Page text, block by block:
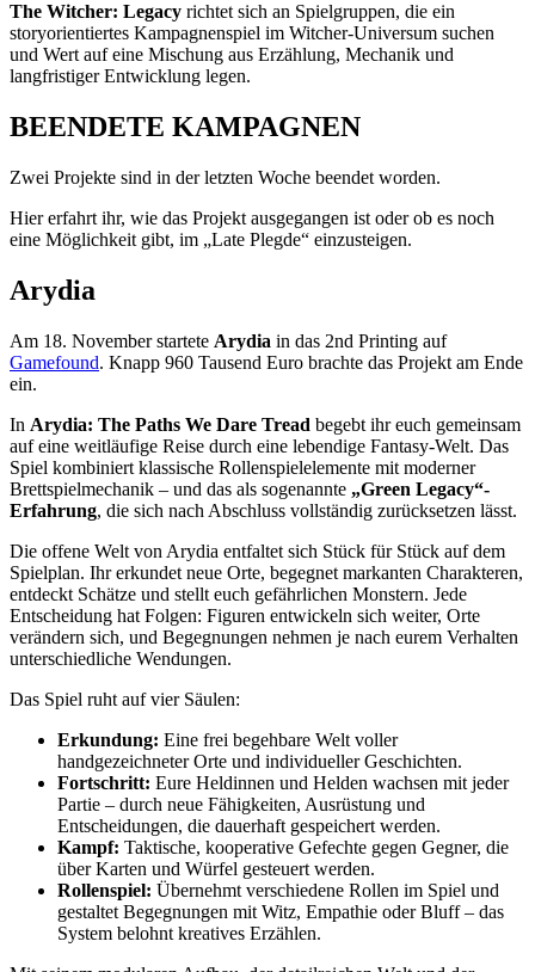
The Witcher: Legacy richtet sich an Spielgruppen, die ein
storyorientiertes Kampagnenspiel im Witcher-Universum suchen
und Wert auf eine Mischung aus Erzählung, Mechanik und
langfristiger Entwicklung legen.
BEENDETE KAMPAGNEN
Zwei Projekte sind in der letzten Woche beendet worden.
Hier erfahrt ihr, wie das Projekt ausgegangen ist oder ob es noch
eine Möglichkeit gibt, im „Late Plegde“ einzusteigen.
Arydia
Am 18. November startete Arydia in das 2nd Printing auf
Gamefound. Knapp 960 Tausend Euro brachte das Projekt am Ende
ein.
In Arydia: The Paths We Dare Tread begebt ihr euch gemeinsam
auf eine weitläufige Reise durch eine lebendige Fantasy-Welt. Das
Spiel kombiniert klassische Rollenspielelemente mit moderner
Brettspielmechanik – und das als sogenannte „Green Legacy“-
Erfahrung, die sich nach Abschluss vollständig zurücksetzen lässt.
Die offene Welt von Arydia entfaltet sich Stück für Stück auf dem
Spielplan. Ihr erkundet neue Orte, begegnet markanten Charakteren,
entdeckt Schätze und stellt euch gefährlichen Monstern. Jede
Entscheidung hat Folgen: Figuren entwickeln sich weiter, Orte
verändern sich, und Begegnungen nehmen je nach eurem Verhalten
unterschiedliche Wendungen.
Das Spiel ruht auf vier Säulen:
Erkundung: Eine frei begehbare Welt voller
handgezeichneter Orte und individueller Geschichten.
Fortschritt: Eure Heldinnen und Helden wachsen mit jeder
Partie – durch neue Fähigkeiten, Ausrüstung und
Entscheidungen, die dauerhaft gespeichert werden.
Kampf: Taktische, kooperative Gefechte gegen Gegner, die
über Karten und Würfel gesteuert werden.
Rollenspiel: Übernehmt verschiedene Rollen im Spiel und
gestaltet Begegnungen mit Witz, Empathie oder Bluff – das
System belohnt kreatives Erzählen.